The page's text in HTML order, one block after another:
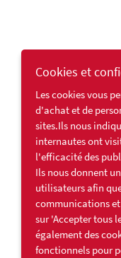
Cookies et
Les cookies vous
d'achat et de
sites.Ils nous
internautes ont
l'efficacité des
Ils nous donnent
utilisateurs afin
communications
sur 'Accepter tous
également des
fonctionnels pour